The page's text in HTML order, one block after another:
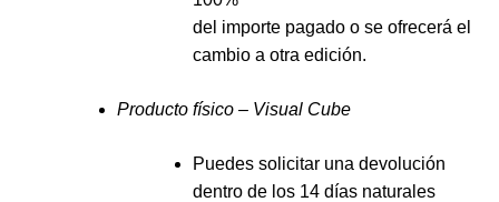
del importe pagado o se ofrecerá el
cambio a otra edición.
Producto físico – Visual Cube
Puedes solicitar una devolución
dentro de los 14 días naturales